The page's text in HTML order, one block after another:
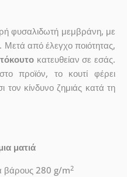
φυσαλιδωτή μεμβράνη, με
Μετά από έλεγχο ποιότητας,
κατευθείαν σε εσάς.
προϊόν, το κουτί φέρει
τον κίνδυνο ζημιάς κατά τη
ματιά
βάρους 280 g/m2